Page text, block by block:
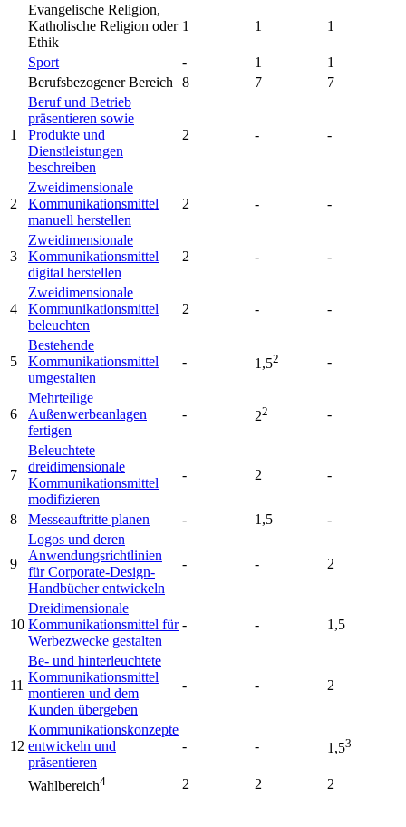
Evangelische Religion,
Katholische Religion oder
Ethik
1 1 1
Sport - 1
1
Berufsbezogener Bereich
8 7 7
1
Beruf und Betrieb
präsentieren sowie
Produkte und
Dienstleistungen
beschreiben
2 - -
2
Zweidimensionale
Kommunikationsmittel
manuell herstellen
2 - -
3
Zweidimensionale
Kommunikationsmittel
digital herstellen
2 - -
4
Zweidimensionale
Kommunikationsmittel
beleuchten
2 - -
5
Bestehende
Kommunikationsmittel
umgestalten
- 1,52 -
6
Mehrteilige
Außenwerbeanlagen
fertigen
- 22 -
7
Beleuchtete
dreidimensionale
Kommunikationsmittel
modifizieren
- 2 -
8 Messeauftritte planen - 1,5 -
9
Logos und deren
Anwendungsrichtlinien
für Corporate-Design-
Handbücher entwickeln
- - 2
10
Dreidimensionale
Kommunikationsmittel für
Werbezwecke gestalten
- - 1,5
11
Be- und hinterleuchtete
Kommunikationsmittel
montieren und dem
Kunden übergeben
- - 2
12
Kommunikationskonzepte
entwickeln und
präsentieren
- - 1,53
Wahlbereich4 2 2 2